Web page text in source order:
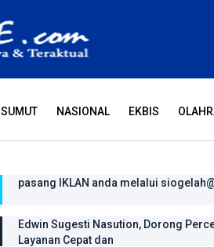
SUMUT NASIONAL EKBIS
Tiada hari tanpa doa dan
Edwin Sugesti Nasution, Dorong
Layanan Cepat dan